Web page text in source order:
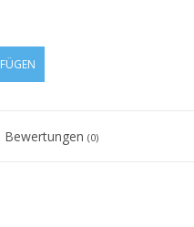
Bewertungen (0)